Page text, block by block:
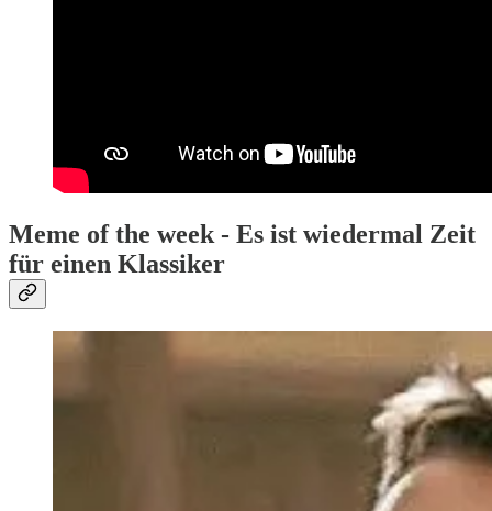
Meme of the week - Es ist wiedermal Zeit
für einen Klassiker